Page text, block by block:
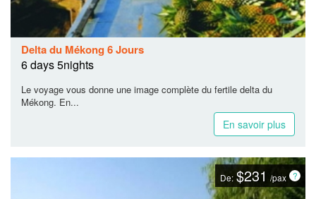
Delta du Mékong 6 Jours
6 days 5nights
Le voyage vous donne une image complète du fertile delta du
Mékong. En...
En savoir plus
De: $231 /pax